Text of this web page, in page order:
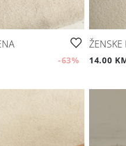
-63%
ŽENSKE
14.00